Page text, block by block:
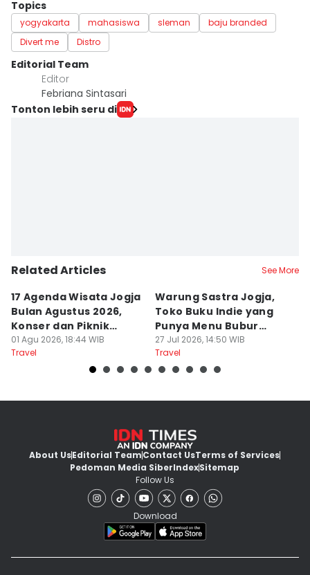
Topics
yogyakarta mahasiswa sleman
baju branded
Divert me
Distro
Editorial Team
Editor
Febriana Sintasari
Tonton lebih seru di
Related Articles See More
17 Agenda Wisata Jogja
Bulan Agustus 2026,
Konser dan Piknik
Literasi
01 Agu 2026, 18:44 WIB
Travel
Warung Sastra Jogja,
Toko Buku Indie yang
Punya Menu Bubur
Manado
27 Jul 2026, 14:50 WIB
Travel
About UsEditorial TeamContact UsTerms of Services
Pedoman Media SiberIndexSitemap
Follow Us
Download